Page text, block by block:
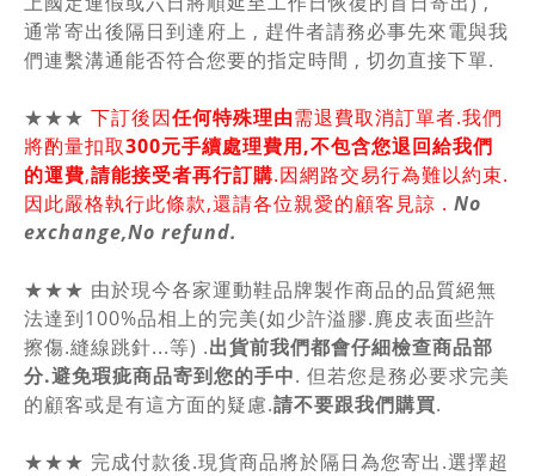
通常寄出後隔日到達府上 , 趕件者請務必事先來電與我
們連繫溝通能否符合您要的指定時間 , 切勿直接下單.
★★★ 下訂後因任何特殊理由需退費取消訂單者.我們
將酌量扣取300元手續處理費用,不包含您退回給我們
的運費,請能接受者再行訂購.因網路交易行為難以約束.
因此嚴格執行此條款,還請各位親愛的顧客見諒 . No
exchange,No refund.
★★★ 由於現今各家運動鞋品牌製作商品的品質絕無
法達到100%品相上的完美(如少許溢膠.麂皮表面些許
擦傷.縫線跳針...等) .出貨前我們都會仔細檢查商品部
分.避免瑕疵商品寄到您的手中. 但若您是務必要求完美
的顧客或是有這方面的疑慮.請不要跟我們購買.
★★★ 完成付款後.現貨商品將於隔日為您寄出.選擇超